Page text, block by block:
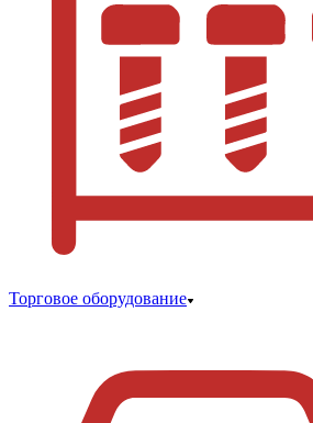
Торговое оборудование